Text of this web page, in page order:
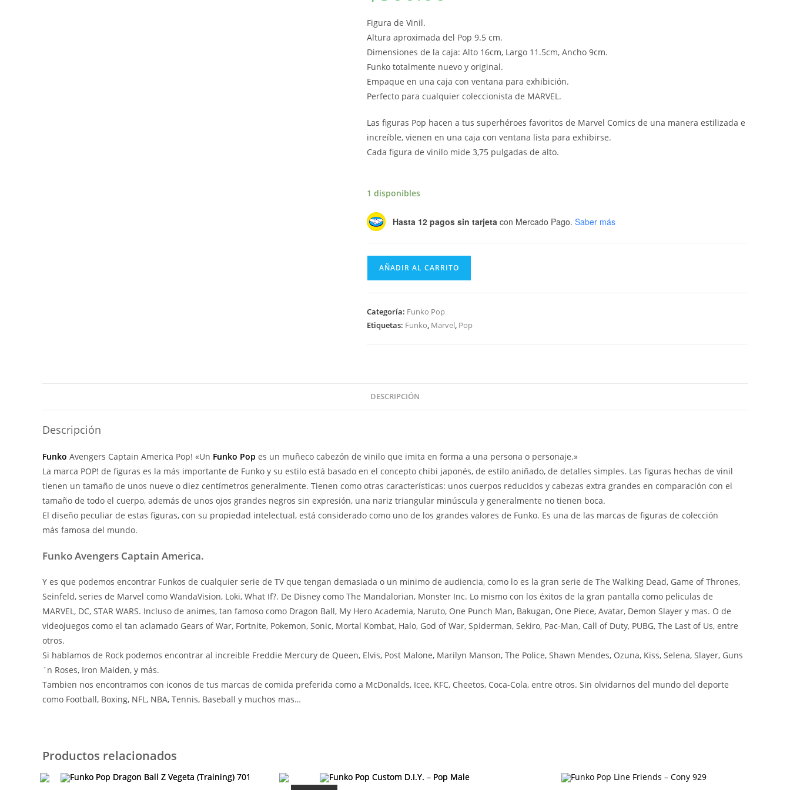
Figura de Vinil.
Altura aproximada del Pop 9.5 cm.
Dimensiones de la caja: Alto 16cm, Largo 11.5cm, Ancho 9cm.
Funko totalmente nuevo y original.
Empaque en una caja con ventana para exhibición.
Perfecto para cualquier coleccionista de MARVEL.
Las figuras Pop hacen a tus superhéroes favoritos de Marvel Comics de una manera estilizada e
increíble, vienen en una caja con ventana lista para exhibirse.
Cada figura de vinilo mide 3,75 pulgadas de alto.
1 disponibles
Hasta 12 pagos sin tarjeta con Mercado Pago. Saber más
Funko
Endgame
-
AÑADIR AL CARRITO
Categoría: Funko Pop
Etiquetas: Funko, Marvel, Pop
DESCRIPCIÓN
Descripción
Funko Avengers Captain America Pop! «Un Funko Pop es un muñeco cabezón de vinilo que imita en forma a una persona o personaje.»
La marca POP! de figuras es la más importante de Funko y su estilo está basado en el concepto chibi japonés, de estilo aniñado, de detalles simples. Las figuras hechas de vinil
tienen un tamaño de unos nueve o diez centímetros generalmente. Tienen como otras características: unos cuerpos reducidos y cabezas extra grandes en comparación con el
tamaño de todo el cuerpo, además de unos ojos grandes negros sin expresión, una nariz triangular minúscula y generalmente no tienen boca.
El diseño peculiar de estas figuras, con su propiedad intelectual, está considerado como uno de los grandes valores de Funko. Es una de las marcas de figuras de colección
más famosa del mundo.
Funko Avengers Captain America.
Y es que podemos encontrar Funkos de cualquier serie de TV que tengan demasiada o un minimo de audiencia, como lo es la gran serie de The Walking Dead, Game of Thrones,
Seinfeld, series de Marvel como WandaVision, Loki, What If?. De Disney como The Mandalorian, Monster Inc. Lo mismo con los éxitos de la gran pantalla como peliculas de
MARVEL, DC, STAR WARS. Incluso de animes, tan famoso como Dragon Ball, My Hero Academia, Naruto, One Punch Man, Bakugan, One Piece, Avatar, Demon Slayer y mas. O de
videojuegos como el tan aclamado Gears of War, Fortnite, Pokemon, Sonic, Mortal Kombat, Halo, God of War, Spiderman, Sekiro, Pac-Man, Call of Duty, PUBG, The Last of Us, entre
otros.
Si hablamos de Rock podemos encontrar al increible Freddie Mercury de Queen, Elvis, Post Malone, Marilyn Manson, The Police, Shawn Mendes, Ozuna, Kiss, Selena, Slayer, Guns
´n Roses, Iron Maiden, y más.
Tambien nos encontramos con iconos de tus marcas de comida preferida como a McDonalds, Icee, KFC, Cheetos, Coca-Cola, entre otros. Sin olvidarnos del mundo del deporte
como Football, Boxing, NFL, NBA, Tennis, Baseball y muchos mas…
Productos relacionados